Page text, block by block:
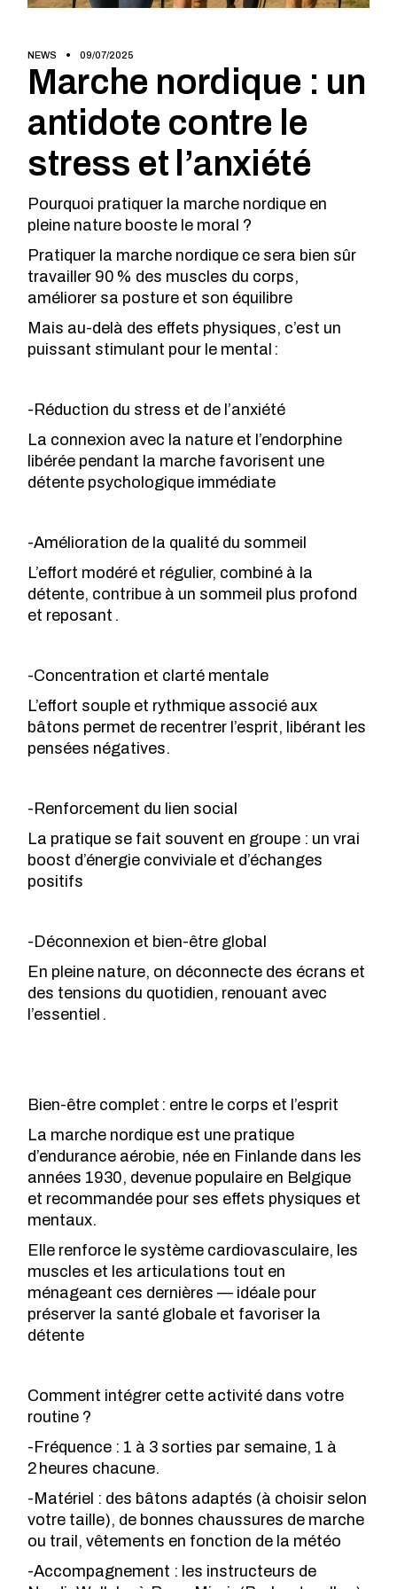
NEWS 09/07/2025
Marche nordique : un
antidote contre le
stress et l’anxiété
Pourquoi pratiquer la marche nordique en
pleine nature booste le moral ?
Pratiquer la marche nordique ce sera bien sûr
travailler 90 % des muscles du corps,
améliorer sa posture et son équilibre
Mais au-delà des effets physiques, c’est un
puissant stimulant pour le mental :
-Réduction du stress et de l’anxiété
La connexion avec la nature et l’endorphine
libérée pendant la marche favorisent une
détente psychologique immédiate
-Amélioration de la qualité du sommeil
L’effort modéré et régulier, combiné à la
détente, contribue à un sommeil plus profond
et reposant .
-Concentration et clarté mentale
L’effort souple et rythmique associé aux
bâtons permet de recentrer l’esprit, libérant les
pensées négatives.
-Renforcement du lien social
La pratique se fait souvent en groupe : un vrai
boost d’énergie conviviale et d’échanges
positifs
-Déconnexion et bien-être global
En pleine nature, on déconnecte des écrans et
des tensions du quotidien, renouant avec
l’essentiel .
Bien-être complet : entre le corps et l’esprit
La marche nordique est une pratique
d’endurance aérobie, née en Finlande dans les
années 1930, devenue populaire en Belgique
et recommandée pour ses effets physiques et
mentaux.
Elle renforce le système cardiovasculaire, les
muscles et les articulations tout en
ménageant ces dernières — idéale pour
préserver la santé globale et favoriser la
détente
Comment intégrer cette activité dans votre
routine ?
-Fréquence : 1 à 3 sorties par semaine, 1 à
2 heures chacune.
-Matériel : des bâtons adaptés (à choisir selon
votre taille), de bonnes chaussures de marche
ou trail, vêtements en fonction de la météo
-Accompagnement : les instructeurs de